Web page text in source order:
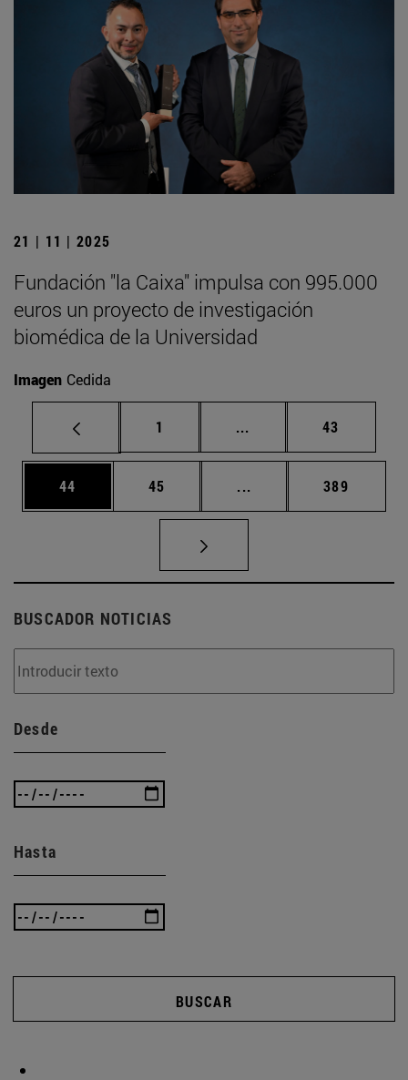
21 | 11 | 2025
Fundación "la Caixa" impulsa con 995.000
euros un proyecto de investigación
biomédica de la Universidad
Imagen Cedida
Página
1 ... Páginas intermedias
Página
43
Página
44 Página
45 ... Páginas intermedias
Página
389
BUSCADOR NOTICIAS
Desde
Hasta
BUSCAR